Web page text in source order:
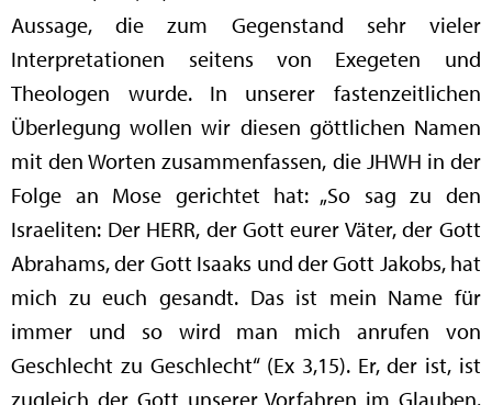
Aussage, die zum Gegenstand sehr vieler
Interpretationen seitens von Exegeten und
Theologen wurde. In unserer fastenzeitlichen
Überlegung wollen wir diesen göttlichen Namen
mit den Worten zusammenfassen, die JHWH in der
Folge an Mose gerichtet hat: „So sag zu den
Israeliten: Der HERR, der Gott eurer Väter, der Gott
Abrahams, der Gott Isaaks und der Gott Jakobs, hat
mich zu euch gesandt. Das ist mein Name für
immer und so wird man mich anrufen von
Geschlecht zu Geschlecht“ (Ex 3,15). Er, der ist, ist
zugleich der Gott unserer Vorfahren im Glauben.